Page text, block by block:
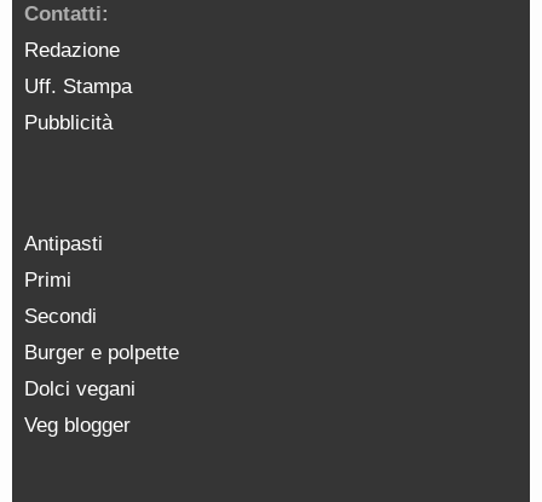
Contatti:
Redazione
Uff. Stampa
Pubblicità
Antipasti
Primi
Secondi
Burger e polpette
Dolci vegani
Veg blogger